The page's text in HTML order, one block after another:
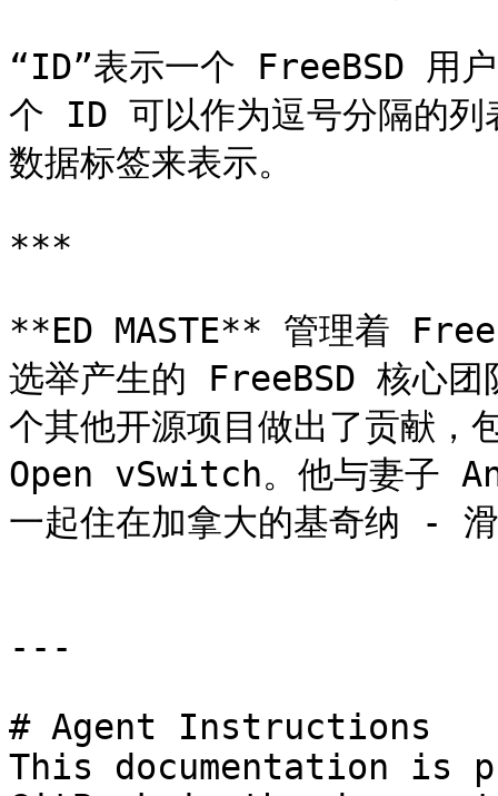
“ID”表示一个 FreeBSD 用
个 ID 可以作为逗号分隔的列
数据标签来表示。
***
**ED MASTE** 管理着
选举产生的 FreeBSD 核心团
个其他开源项目做出了贡献，
Open vSwitch。他与妻子
一起住在加拿大的基奇纳 -
---
# Agent Instructions
This documentation is